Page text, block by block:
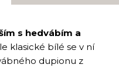
s hedvábím a
klasické bílé se v ní
dupionu z